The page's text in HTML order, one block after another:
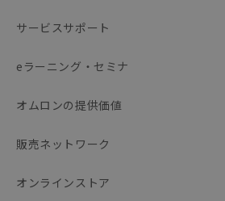
サービスサポート
eラーニング・セミナ
オムロンの提供価値
販売ネットワーク
オンラインストア